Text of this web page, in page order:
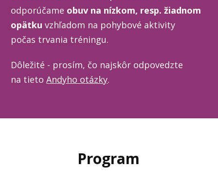
odporúčame obuv na nízkom, resp. žiadnom
opätku vzhľadom na pohybové aktivity
počas trvania tréningu.
Dôležité - prosím, čo najskôr odpovedzte
na tietoAndyho otázky.
Program